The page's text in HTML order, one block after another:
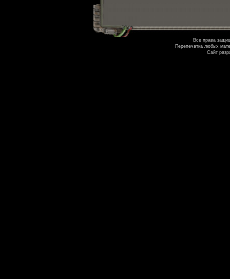
Все права
Перепечатка любых
Сайт